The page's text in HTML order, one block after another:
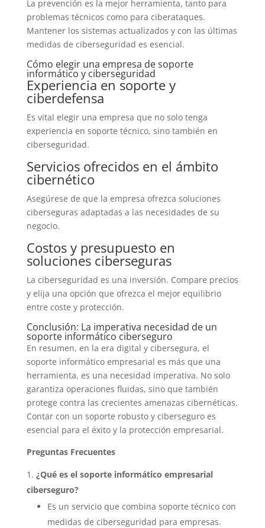
La prevención es la mejor herramienta, tanto para
problemas técnicos como para ciberataques.
Mantener los sistemas actualizados y con las últimas
medidas de ciberseguridad es esencial.
Cómo elegir una empresa de soporte
informático y ciberseguridad
Experiencia en soporte y
ciberdefensa
Es vital elegir una empresa que no solo tenga
experiencia en soporte técnico, sino también en
ciberseguridad.
Servicios ofrecidos en el ámbito
cibernético
Asegúrese de que la empresa ofrezca soluciones
ciberseguras adaptadas a las necesidades de su
negocio.
Costos y presupuesto en
soluciones ciberseguras
La ciberseguridad es una inversión. Compare precios
y elija una opción que ofrezca el mejor equilibrio
entre coste y protección.
Conclusión: La imperativa necesidad de un
soporte informático ciberseguro
En resumen, en la era digital y cibersegura, el
soporte informático empresarial es más que una
herramienta, es una necesidad imperativa. No solo
garantiza operaciones fluidas, sino que también
protege contra las crecientes amenazas cibernéticas.
Contar con un soporte robusto y ciberseguro es
esencial para el éxito y la protección empresarial.
Preguntas Frecuentes
¿Qué es el soporte informático empresarial
ciberseguro?
Es un servicio que combina soporte técnico con
medidas de ciberseguridad para empresas.